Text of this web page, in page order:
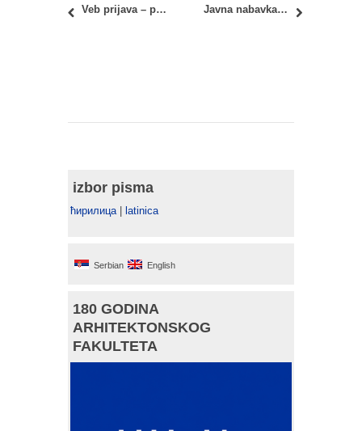
Veb prijava – prijemni ispit 2020 Javna nabavka male vrednosti, nabavka dobara broj D2/2020 – Računari i računarska oprema
izbor pisma
ћирилица| latinica
Serbian English
180 GODINA
ARHITEKTONSKOG
FAKULTETA